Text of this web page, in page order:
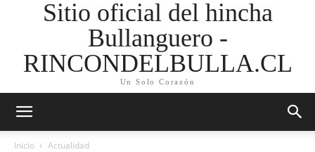
Sitio oficial del hincha
Bullanguero -
RINCONDELBULLA.CL
Un Solo Corazón
Inicio Actualidad